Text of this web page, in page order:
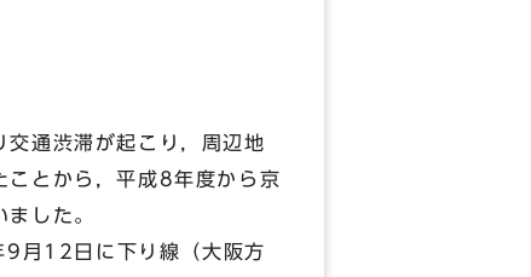
通渋滞が起こり，周辺地
ことから，平成8年度から京
した。
月12日に下り線（大阪方